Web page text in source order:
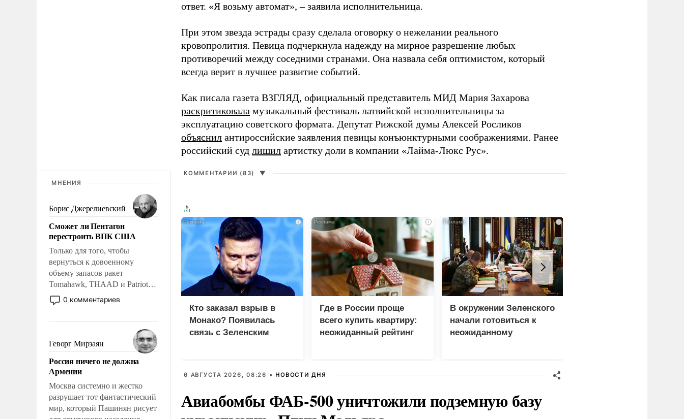
МНЕНИЯ
Борис Джерелиевский
Сможет ли Пентагон
перестроить ВПК США
Только для того, чтобы
вернуться к довоенному
объему запасов ракет
Tomahawk, THAAD и Patriot
США потребуется более трех
лет. Даже небольшая война с
Сложившаяся ситуация
означает многолетний период
уязвимости США, например,
перед Китаем.
0 комментариев
Геворг Мирзаян
Россия ничего не должна
Армении
Москва системно и жестко
разрушает тот фантастический
мир, который Пашинян рисует
ответ. «Я возьму автомат», – заявила исполнительница.
При этом звезда эстрады сразу сделала оговорку о нежелании реального
кровопролития. Певица подчеркнула надежду на мирное разрешение любых
противоречий между соседними странами. Она назвала себя оптимистом, который
всегда верит в лучшее развитие событий.
Как писала газета ВЗГЛЯД, официальный представитель МИД Мария Захарова
раскритиковала музыкальный фестиваль латвийской исполнительницы за
эксплуатацию советского формата. Депутат Рижской думы Алексей Росликов
объяснил антироссийские заявления певицы конъюнктурными соображениями. Ранее
российский суд лишил артистку доли в компании «Лайма-Люкс Рус».
КОММЕНТАРИИ (83) ▼
i
Кто заказал взрыв в
Монако? Появилась
связь с Зеленским
i
Где в России проще
всего купить квартиру:
неожиданный рейтинг
i
В окружении Зеленского
начали готовиться к
неожиданному
6 АВГУСТА 2026, 08:26 • НОВОСТИ ДНЯ
Авиабомбы ФАБ-500 уничтожили подземную базу